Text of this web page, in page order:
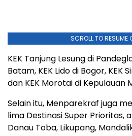
SCROLL TO RESUME
KEK Tanjung Lesung di
Batam, KEK Lido di Bogor, KEK
dan KEK Morotai di Kepulauan
Selain itu, Menparekraf juga
lima Destinasi Super Prioritas,
Danau Toba, Likupang,